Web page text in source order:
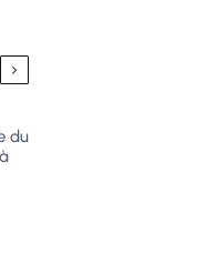
du